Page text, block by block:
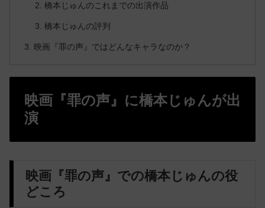
橋本じゅんのこれまでの出演作品
橋本じゅんの評判
映画『罪の声』ではどんなキャラなのか？
映画『罪の声』に橋本じゅんが出
演
映画『罪の声』での橋本じゅんの役
どころ